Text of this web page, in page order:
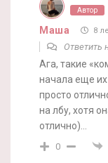
Автор
Маша 8
Ответить
Ага, такие
начала еще их
просто
на лбу, хотя
отлично)…
0